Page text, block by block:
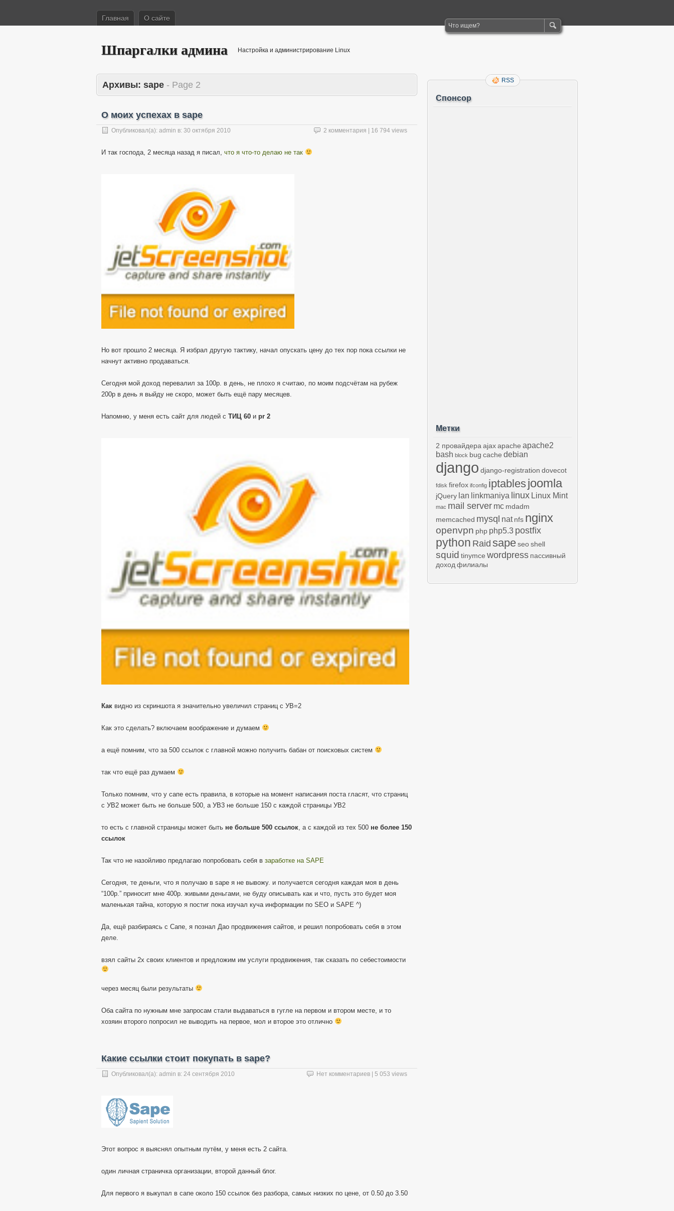
Главная О сайте
Шпаргалки админа Настройка и администрирование Linux
Архивы: sape - Page 2
О моих успехах в sape
Опубликовал(а): admin в: 30 октября 2010 2 комментария | 16 794 views
И так господа, 2 месяца назад я писал, что я что-то делаю не так
Но вот прошло 2 месяца. Я избрал другую тактику, начал опускать цену до тех пор пока ссылки не
начнут активно продаваться.
Сегодня мой доход перевалил за 100р. в день, не плохо я считаю, по моим подсчётам на рубеж
200р в день я выйду не скоро, может быть ещё пару месяцев.
Напомню, у меня есть сайт для людей с ТИЦ 60 и pr 2
Как видно из скриншота я значительно увеличил страниц с УВ=2
Как это сделать? включаем воображение и думаем
а ещё помним, что за 500 ссылок с главной можно получить бабан от поисковых систем
так что ещё раз думаем
Только помним, что у сапе есть правила, в которые на момент написания поста гласят, что страниц
с УВ2 может быть не больше 500, а УВ3 не больше 150 с каждой страницы УВ2
то есть с главной страницы может быть не больше 500 ссылок, а с каждой из тех 500 не более 150
ссылок
Так что не назойливо предлагаю попробовать себя в заработке на SAPE
Сегодня, те деньги, что я получаю в sape я не вывожу. и получается сегодня каждая моя в день
“100р.” приносит мне 400р. живыми деньгами, не буду описывать как и что, пусть это будет моя
маленькая тайна, которую я постиг пока изучал куча информации по SEO и SAPE ^)
Да, ещё разбираясь с Сапе, я познал Дао продвижения сайтов, и решил попробовать себя в этом
деле.
взял сайты 2х своих клиентов и предложим им услуги продвижения, так сказать по себестоимости
через месяц были результаты
Оба сайта по нужным мне запросам стали выдаваться в гугле на первом и втором месте, и то
хозяин второго попросил не выводить на первое, мол и второе это отлично
Какие ссылки стоит покупать в sape?
Опубликовал(а): admin в: 24 сентября 2010 Нет комментариев | 5 053 views
Этот вопрос я выяснял опытным путём, у меня есть 2 сайта.
один личная страничка организации, второй данный блог.
Для первого я выкупал в сапе около 150 ссылок без разбора, самых низких по цене, от 0.50 до 3.50
RSS
Спонсор
Метки
2 провайдера ajaxapache apache2
bash block bug cache debian
django django-registration dovecot
fdisk firefox ifconfig iptablesjoomla
jQuery lan linkmaniya linux Linux Mint
mac mail server mc mdadm
memcached mysql nat nfs nginx
openvpn php php5.3 postfix
python Raid sapeseoshell
squid tinymce wordpress пассивный
доход филиалы